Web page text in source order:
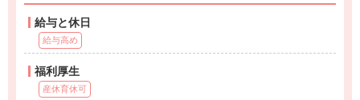
給与と休日
給与高め
福利厚生
産休育休可